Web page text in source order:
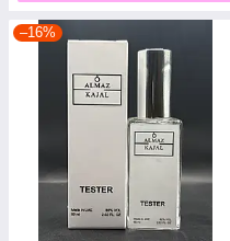
–16%